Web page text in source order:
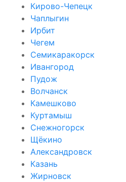
Кирово-Чепецк
Чаплыгин
Ирбит
Чегем
Семикаракорск
Ивангород
Пудож
Волчанск
Камешково
Куртамыш
Снежногорск
Щёкино
Александровск
Казань
Жирновск